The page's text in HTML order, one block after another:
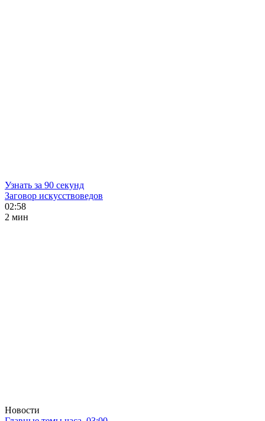
Узнать за 90 секунд
Заговор искусствоведов
02:58
2 мин
Новости